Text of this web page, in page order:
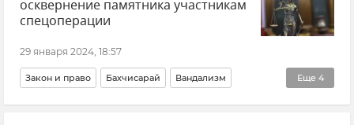
осквернение памятника участникам
спецоперации
29 января 2024, 18:57
Еще 4
Закон и право Бахчисарай Вандализм
Верховный суд Крыма Общество Приговор